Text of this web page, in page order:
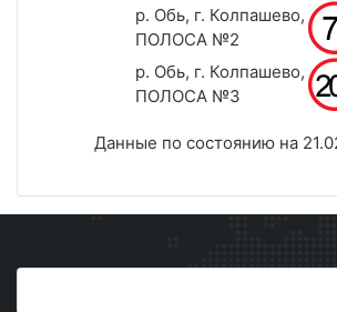
р. Обь, г. Колпашево,
ПОЛОСА №2
р. Обь, г. Колпашево,
ПОЛОСА №3
Данные по состоянию на